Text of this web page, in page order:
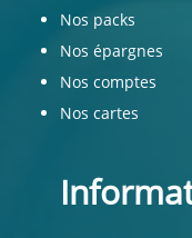
Nos packs
Nos épargnes
Nos comptes
Nos cartes